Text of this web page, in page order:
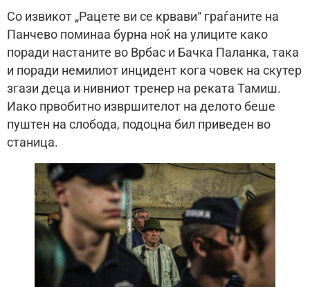
Со извикот „Рацете ви се крвави“ граѓаните на
Панчево поминаа бурна ноќ на улиците како
поради настаните во Врбас и Бачка Паланка, така
и поради немилиот инцидент кога човек на скутер
згази деца и нивниот тренер на реката Тамиш.
Иако првобитно извршителот на делото беше
пуштен на слобода, подоцна бил приведен во
станица.